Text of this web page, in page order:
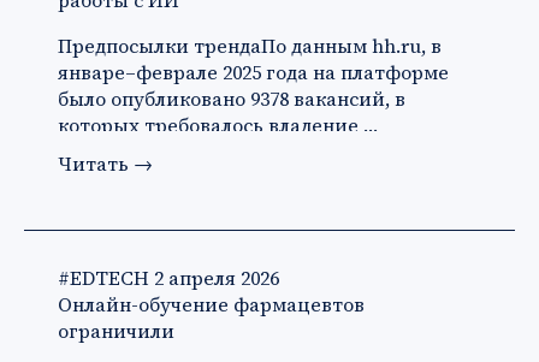
Предпосылки трендаПо данным hh.ru, в
январе–феврале 2025 года на платформе
было опубликовано 9378 вакансий, в
которых требовалось владение …
Читать →
#EDTECH 2 апреля 2026
Онлайн-обучение фармацевтов
ограничили